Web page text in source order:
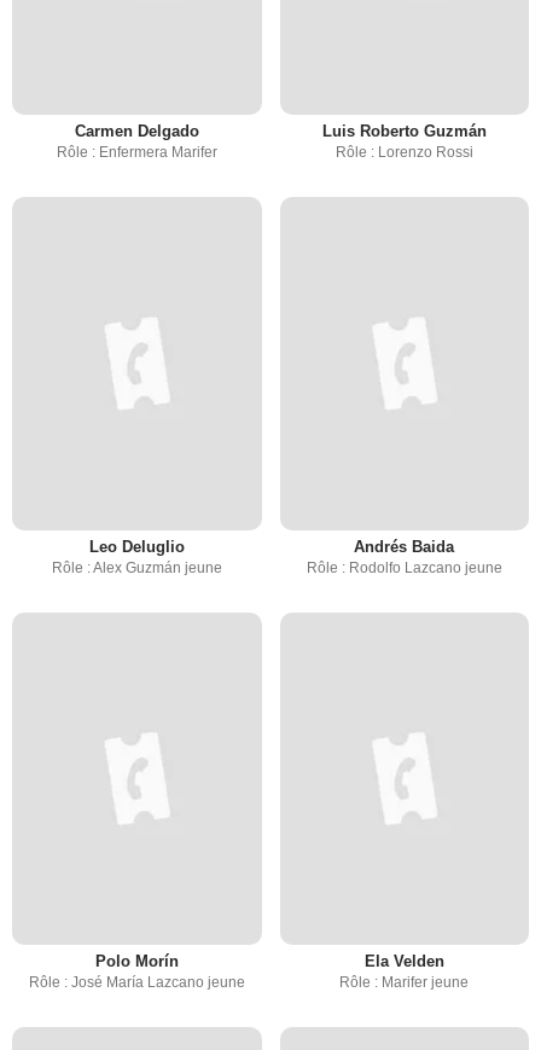
Carmen Delgado
Rôle : Enfermera Marifer
Luis Roberto Guzmán
Rôle : Lorenzo Rossi
Leo Deluglio
Rôle : Alex Guzmán jeune
Andrés Baida
Rôle : Rodolfo Lazcano jeune
Polo Morín
Rôle : José María Lazcano jeune
Ela Velden
Rôle : Marifer jeune